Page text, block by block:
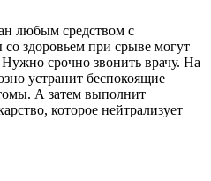
любым средством с
здоровьем при срыве могут
срочно звонить врачу. На
устранит беспокоящие
А затем выполнит
которое нейтрализует